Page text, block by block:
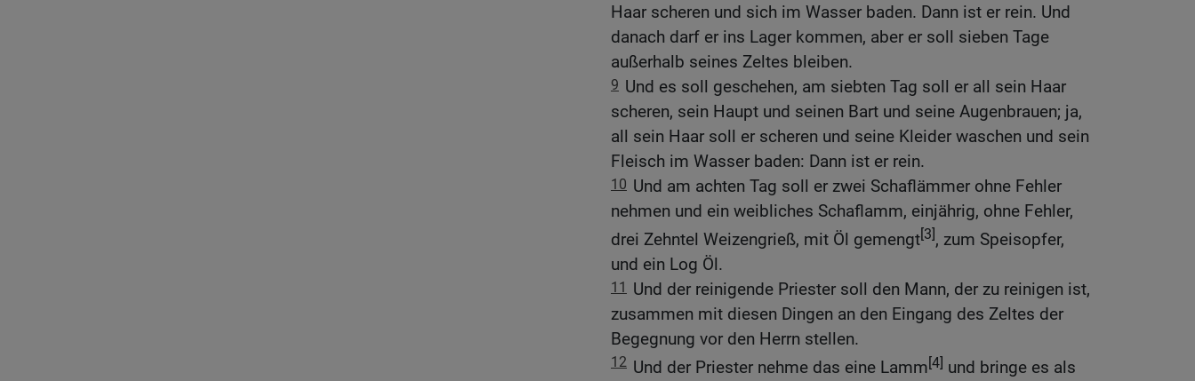
Haar scheren und sich im Wasser baden. Dann ist er rein. Und
danach darf er ins Lager kommen, aber er soll sieben Tage
außerhalb seines Zeltes bleiben.
9 Und es soll geschehen, am siebten Tag soll er all sein Haar
scheren, sein Haupt und seinen Bart und seine Augenbrauen; ja,
all sein Haar soll er scheren und seine Kleider waschen und sein
Fleisch im Wasser baden: Dann ist er rein.
10 Und am achten Tag soll er zwei Schaflämmer ohne Fehler
nehmen und ein weibliches Schaflamm, einjährig, ohne Fehler,
drei Zehntel Weizengrieß, mit Öl gemengt[3], zum Speisopfer,
und ein Log Öl.
11 Und der reinigende Priester soll den Mann, der zu reinigen ist,
zusammen mit diesen Dingen an den Eingang des Zeltes der
Begegnung vor den Herrn stellen.
12 Und der Priester nehme das eine Lamm[4] und bringe es als